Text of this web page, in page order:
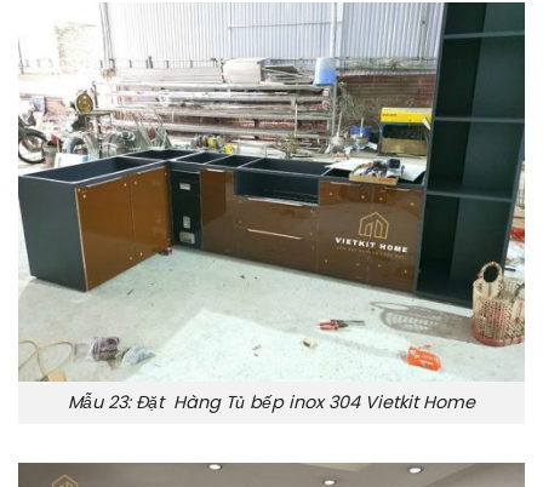
Mẫu 23: Đặt Hàng Tủ bếp inox 304 Vietkit Home